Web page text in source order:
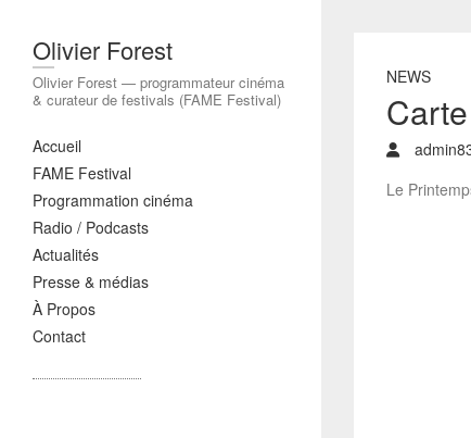
Olivier Forest
Olivier Forest — programmateur cinéma
& curateur de festivals (FAME Festival)
Accueil
FAME Festival
Programmation cinéma
Radio / Podcasts
Actualités
Presse & médias
À Propos
Contact
NEWS
Le